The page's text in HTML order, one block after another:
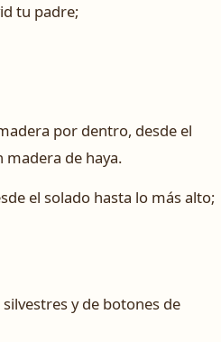
tu padre;
por dentro, desde el
madera de haya.
el solado hasta lo más alto;
y de botones de